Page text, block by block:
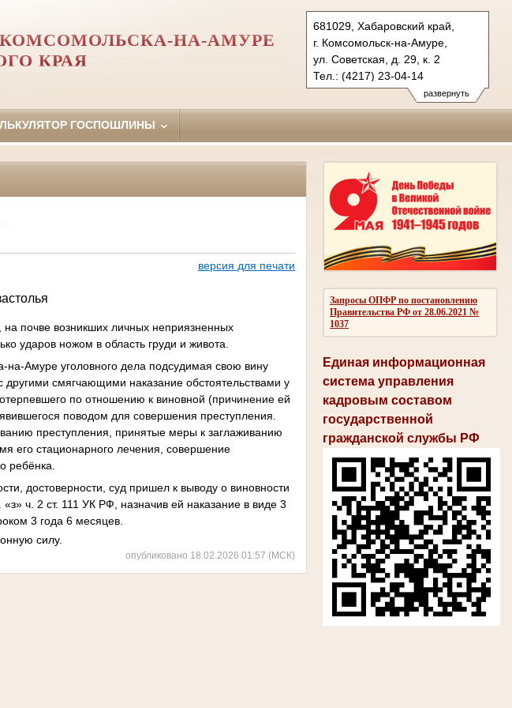
развернуть
681029, Хабаровский край,
г. Комсомольск-на-Амуре,
ул. Советская, д. 29, к. 2
Тел.: (4217) 23-04-14
leninsky.hbr@sudrf.ru
НА-АМУРЕ
КРАЯ
ГОСПОШЛИНЫ
Запросы ОПФР по постановлению
Правительства РФ от 28.06.2021 №
1037
Единая информационная
система управления
кадровым составом
государственной
гражданской службы РФ
версия для печати
на почве возникших личных неприязненных
ударов ножом в область груди и живота.
Амуре уголовного дела подсудимая свою вину
смягчающими наказание обстоятельствами у
по отношению к виновной (причинение ей
поводом для совершения преступления.
преступления, принятые меры к заглаживанию
его стационарного лечения, совершение
ребёнка.
достоверности, суд пришел к выводу о виновности
ч. 2 ст. 111 УК РФ, назначив ей наказание в виде 3
3 года 6 месяцев.
силу.
опубликовано 18.02.2026 01:57 (МСК)